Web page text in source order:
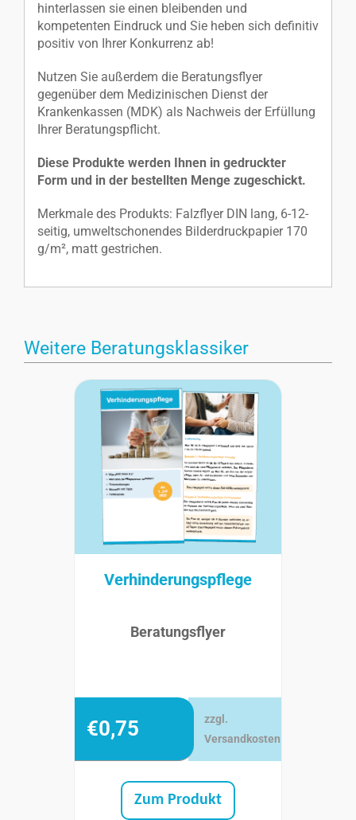
hinterlassen sie einen bleibenden und
kompetenten Eindruck und Sie heben sich definitiv
positiv von Ihrer Konkurrenz ab!
Nutzen Sie außerdem die Beratungsflyer
gegenüber dem Medizinischen Dienst der
Krankenkassen (MDK) als Nachweis der Erfüllung
Ihrer Beratungspflicht.
Diese Produkte werden Ihnen in gedruckter
Form und in der bestellten Menge zugeschickt.
Merkmale des Produkts: Falzflyer DIN lang, 6-12-
seitig, umweltschonendes Bilderdruckpapier 170
g/m², matt gestrichen.
Weitere Beratungsklassiker
Verhinderungspflege
Beratungsflyer
€0,75
zzgl.
Versandkosten
Zum Produkt